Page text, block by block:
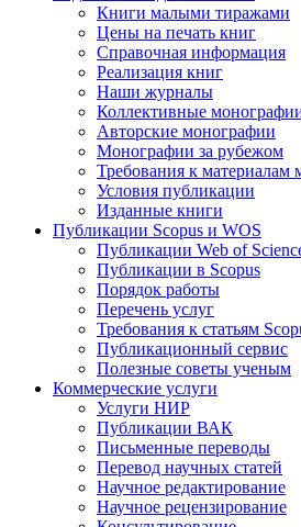
Книги малыми тиражами
Цены на печать книг
Справочная информация
Реализация книг
Наши журналы
Коллективные
Авторские монографии
Монографии за рубежом
Требования к материалам
Условия публикации
Изданные книги
Публикации Scopus и WOS
Публикации Web of
Публикации в Scopus
Порядок работы
Перечень услуг
Требования к статьям
Публикационный сервис
Полезные советы ученым
Коммерческие услуги
Услуги НИР
Публикации ВАК
Письменные переводы
Перевод научных статей
Научное редактирование
Научное рецензирование